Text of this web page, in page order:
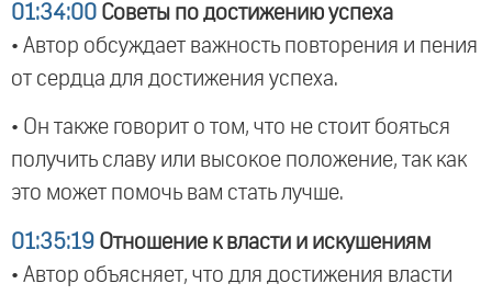
01:34:00 Советы по достижению успеха
• Автор обсуждает важность повторения и пения
от сердца для достижения успеха.
• Он также говорит о том, что не стоит бояться
получить славу или высокое положение, так как
это может помочь вам стать лучше.
01:35:19 Отношение к власти и искушениям
• Автор объясняет, что для достижения власти